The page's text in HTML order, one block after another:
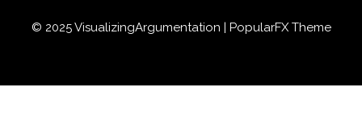
© 2025 VisualizingArgumentation | PopularFX Theme